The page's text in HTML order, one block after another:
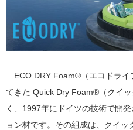
ECO DRY Foam®（エコドライ
てきた Quick Dry Foam®（クイ
く、1997年にドイツの技術で開
ョン材です。その組成は、クイ